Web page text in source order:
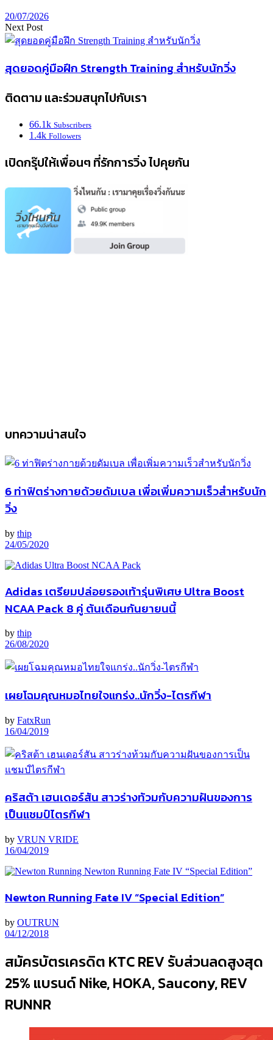
20/07/2026
Next Post
สุดยอดคู่มือฝึก Strength Training สำหรับนักวิ่ง
ติดตาม และร่วมสนุกไปกับเรา
66.1k Subscribers
1.4k Followers
เปิดกรุ๊ปให้เพื่อนๆ ที่รักการวิ่ง ไปคุยกัน
บทความน่าสนใจ
6 ท่าฟิตร่างกายด้วยดัมเบล เพื่อเพิ่มความเร็วสำหรับนัก
วิ่ง
by thip
24/05/2020
Adidas เตรียมปล่อยรองเท้ารุ่นพิเศษ Ultra Boost
NCAA Pack 8 คู่ ต้นเดือนกันยายนนี้
by thip
26/08/2020
เผยโฉมคุณหมอไทยใจแกร่ง..นักวิ่ง-ไตรกีฬา
by FatxRun
16/04/2019
คริสต้า เฮนเดอร์สัน สาวร่างท้วมกับความฝันของการ
เป็นแชมป์ไตรกีฬา
by VRUN VRIDE
16/04/2019
Newton Running Fate IV “Special Edition”
by OUTRUN
04/12/2018
สมัครบัตรเครดิต KTC REV รับส่วนลดสูงสุด
25% แบรนด์ Nike, HOKA, Saucony, REV
RUNNR